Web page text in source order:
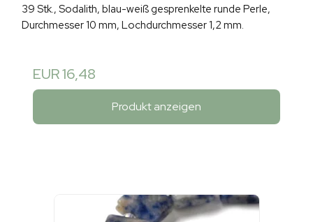
39 Stk., Sodalith, blau-weiß gesprenkelte runde Perle,
Durchmesser 10 mm, Lochdurchmesser 1,2 mm.
EUR 16,48
Produkt anzeigen